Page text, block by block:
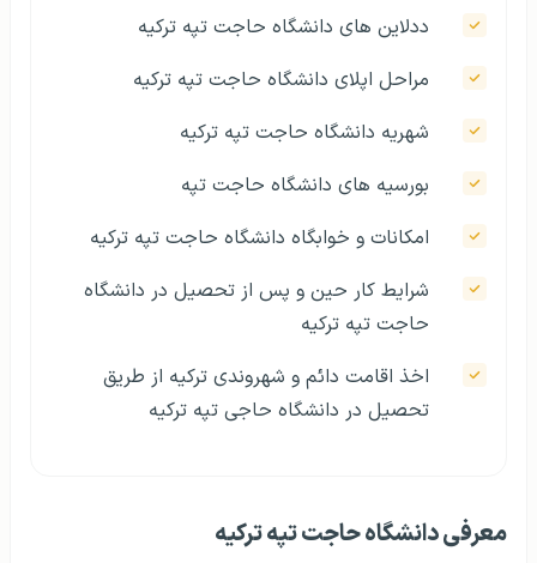
ددلاین های دانشگاه حاجت تپه ترکیه
مراحل اپلای دانشگاه حاجت تپه ترکیه
شهریه دانشگاه حاجت تپه ترکیه
بورسیه های دانشگاه حاجت تپه
امکانات و خوابگاه دانشگاه حاجت تپه ترکیه
شرایط کار حین و پس از تحصیل در دانشگاه
حاجت تپه ترکیه
اخذ اقامت دائم و شهروندی ترکیه از طریق
تحصیل در دانشگاه حاجی تپه ترکیه
معرفی دانشگاه حاجت تپه ترکیه